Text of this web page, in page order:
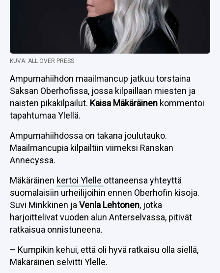
KUVA: ALL OVER PRESS
Ampumahiihdon maailmancup jatkuu torstaina
Saksan Oberhofissa, jossa kilpaillaan miesten ja
naisten pikakilpailut. Kaisa Mäkäräinen kommentoi
tapahtumaa Ylellä.
Ampumahiihdossa on takana joulutauko.
Maailmancupia kilpailtiin viimeksi Ranskan
Annecyssa.
Mäkäräinen kertoi Ylelle ottaneensa yhteyttä
suomalaisiin urheilijoihin ennen Oberhofin kisoja.
Suvi Minkkinen ja Venla Lehtonen, jotka
harjoittelivat vuoden alun Anterselvassa, pitivät
ratkaisua onnistuneena.
– Kumpikin kehui, että oli hyvä ratkaisu olla siellä,
Mäkäräinen selvitti Ylelle.